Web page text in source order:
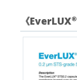
《EverLUX®